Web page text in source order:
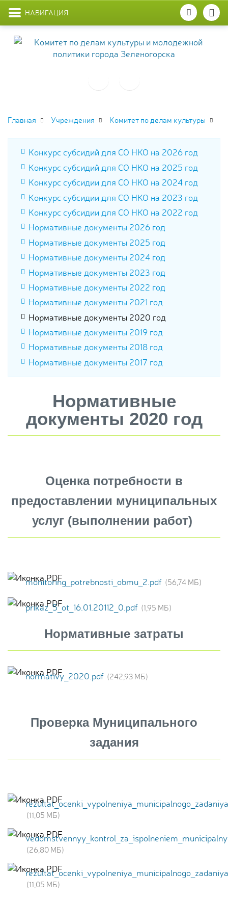
НАВИГАЦИЯ
Главная Учреждения Комитет по делам культуры
Конкурс субсидий для СО НКО на 2026 год
Конкурс субсидий для СО НКО на 2025 год
Конкурс субсидии для СО НКО на 2024 год
Конкурс субсидии для СО НКО на 2023 год
Конкурс субсидии для СО НКО на 2022 год
Нормативные документы 2026 год
Нормативные документы 2025 год
Нормативные документы 2024 год
Нормативные документы 2023 год
Нормативные документы 2022 год
Нормативные документы 2021 год
Нормативные документы 2020 год
Нормативные документы 2019 год
Нормативные документы 2018 год
Нормативные документы 2017 год
Нормативные
документы 2020 год
Оценка потребности в
предоставлении муниципальных
услуг (выполнении работ)
monitoring_potrebnosti_obmu_2.pdf (56,74 МБ)
prikaz_5_ot_16.01.20112_0.pdf (1,95 МБ)
Нормативные затраты
normativy_2020.pdf (242,93 МБ)
Проверка Муниципального
задания
(11,05 МБ)
(26,80 МБ)
(11,05 МБ)